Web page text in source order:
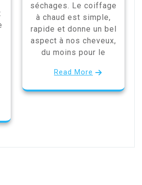
séchages. Le coiffage
à chaud est simple,
rapide et donne un bel
aspect à nos cheveux,
du moins pour le
Read More